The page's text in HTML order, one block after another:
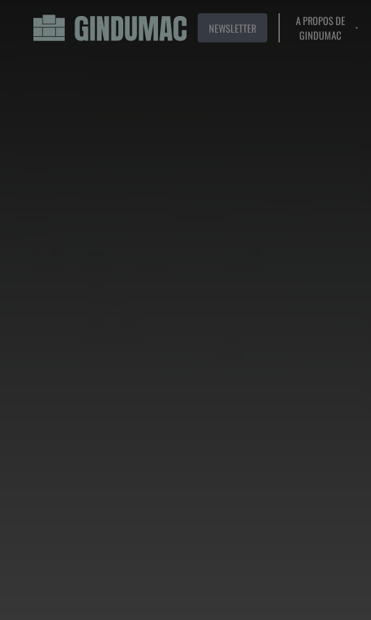
NEWSLETTER
A PROPOS DE
GINDUMAC